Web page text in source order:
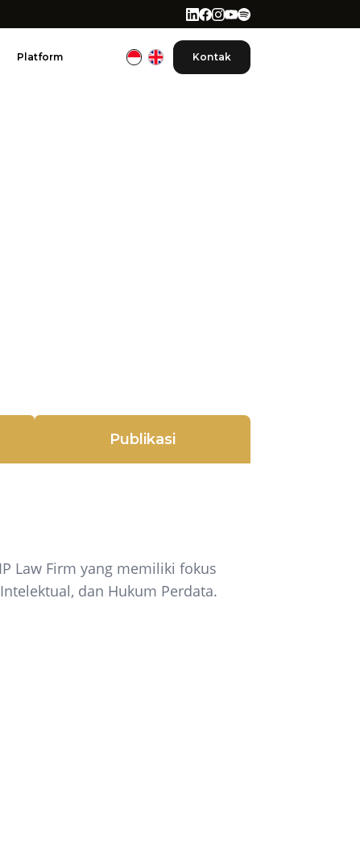
Platform Kontak
Publikasi
Law Firm yang memiliki fokus
dan Hukum Perdata.